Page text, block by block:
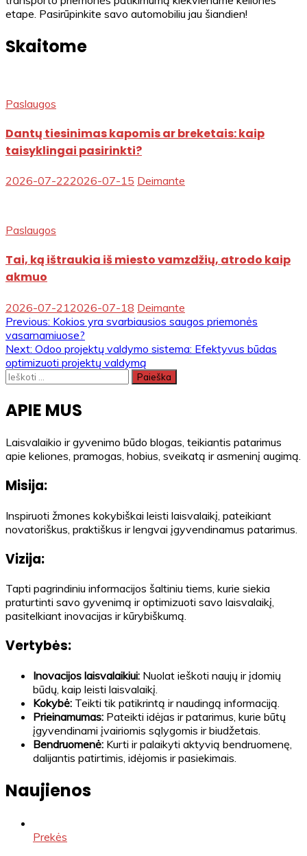
etape. Pasirūpinkite savo automobiliu jau šiandien!
Skaitome
Paslaugos
Dantų tiesinimas kapomis ar breketais: kaip
taisyklingai pasirinkti?
2026-07-222026-07-15 Deimante
Paslaugos
Tai, ką ištraukia iš miesto vamzdžių, atrodo kaip
akmuo
2026-07-21 2026-07-18 Deimante
Navigacija
tarp
įrašų
Previous: Kokios yra svarbiausios saugos priemonės
vasarnamiuose?
Next: Odoo projektų valdymo sistema: Efektyvus būdas
optimizuoti projektų valdymą
Ieškoti:
APIE MUS
Laisvalaikio ir gyvenimo būdo blogas, teikiantis patarimus
apie keliones, pramogas, hobius, sveikatą ir asmeninį augimą.
Misija:
Inspiruoti žmones kokybiškai leisti laisvalaikį, pateikiant
novatoriškus, praktiškus ir lengvai įgyvendinamus patarimus.
Vizija:
Tapti pagrindiniu informacijos šaltiniu tiems, kurie siekia
praturtinti savo gyvenimą ir optimizuoti savo laisvalaikį,
pasitelkiant inovacijas ir kūrybiškumą.
Vertybės:
Inovacijos laisvalaikiui: Nuolat ieškoti naujų ir įdomių
būdų, kaip leisti laisvalaikį.
Kokybė: Teikti tik patikrintą ir naudingą informaciją.
Prieinamumas: Pateikti idėjas ir patarimus, kurie būtų
įgyvendinami įvairiomis sąlygomis ir biudžetais.
Bendruomenė: Kurti ir palaikyti aktyvią bendruomenę,
dalijantis patirtimis, idėjomis ir pasiekimais.
Naujienos
Prekės